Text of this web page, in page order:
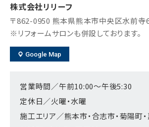
株式会社リリーフ
〒862-0950 熊本県熊本市中央区水前寺
※リフォームサロンも併設しております。
Google Map
営業時間／午前10:00～午後5:30
定休日／火曜・水曜
施工エリア／熊本市・合志市・菊陽町・